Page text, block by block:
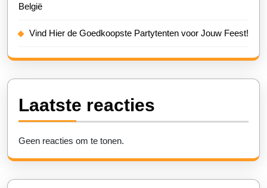
België
Vind Hier de Goedkoopste Partytenten voor Jouw Feest!
Laatste reacties
Geen reacties om te tonen.